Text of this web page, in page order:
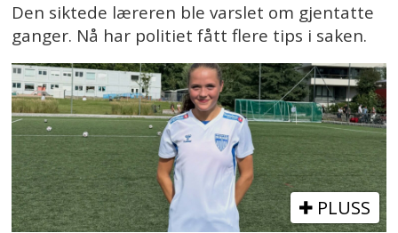
Den siktede læreren ble varslet om gjentatte
ganger. Nå har politiet fått flere tips i saken.
PLUSS